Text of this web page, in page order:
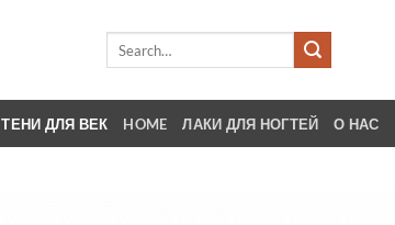
ТЕНИ ДЛЯ ВЕК HOME ЛАКИ ДЛЯ НОГТЕЙ О НАС